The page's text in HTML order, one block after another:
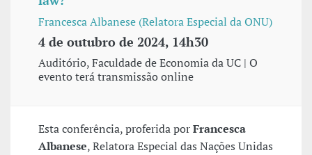
Francesca Albanese (Relatora Especial da ONU)
4 de outubro de 2024, 14h30
Auditório, Faculdade de Economia da UC | O
evento terá transmissão online
Esta conferência, proferida porFrancesca
Albanese, Relatora Especial das Nações Unidas